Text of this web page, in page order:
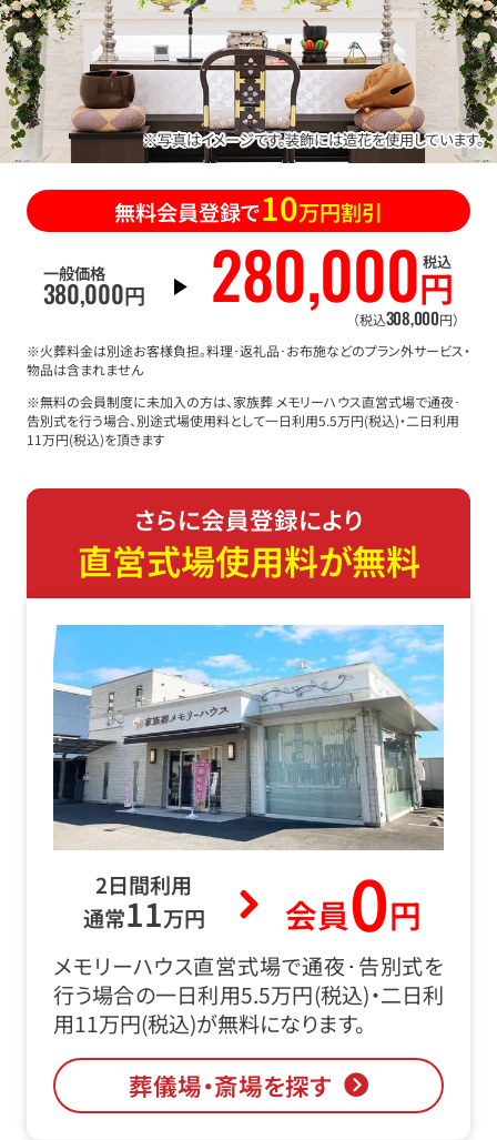
※写真はイメージです。装飾には造花を使用しています。
無料会員登録で10万円割引
一般価格
380,000円 280,000円
税込
（税込308,000円）
※火葬料金は別途お客様負担。料理･返礼品･お布施などのプラン外サービス・
物品は含まれません
※無料の会員制度に未加入の方は、家族葬 メモリーハウス直営式場で通夜･
告別式を行う場合、別途式場使用料として一日利用5.5万円(税込)・二日利用
11万円(税込)を頂きます
さらに会員登録により
直営式場使用料が無料
2日間利用
通常11万円 会員0円
メモリーハウス直営式場で通夜･告別式を
行う場合の一日利用5.5万円(税込)・二日利
用11万円(税込)が無料になります。
葬儀場・斎場を探す